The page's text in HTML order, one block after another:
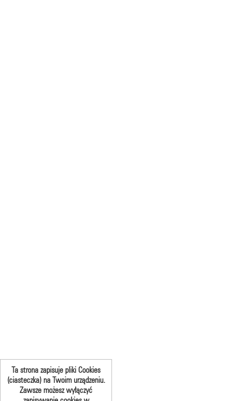
Ta strona zapisuje pliki Cookies
(ciasteczka) na Twoim urządzeniu.
Zawsze możesz wyłączyć